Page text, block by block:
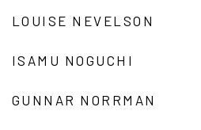
LOUISE NEVELSON
ISAMU NOGUCHI
GUNNAR NORRMAN